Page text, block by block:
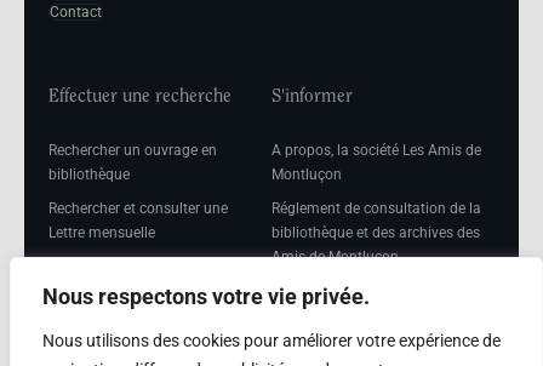
Nous respectons votre vie privée.
Nous utilisons des cookies pour améliorer votre expérience de
Contact
Effectuer une recherche
Rechercher un ouvrage en
bibliothèque
Rechercher et consulter une
Lettre mensuelle
mensuelle
S'informer
A propos, la société Les Amis de
Montluçon
Réglement de consultation de la
bibliothèque et des archives des
Amis de Montluçon
Mentions légales